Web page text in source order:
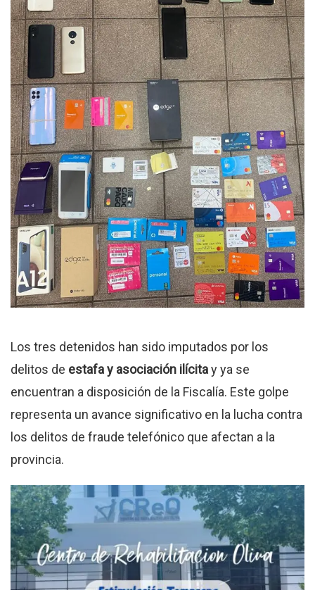
Los tres detenidos han sido imputados por los
delitos de estafa y asociación ilícitay ya se
encuentran a disposición de la Fiscalía. Este golpe
representa un avance significativo en la lucha contra
los delitos de fraude telefónico que afectan a la
provincia.